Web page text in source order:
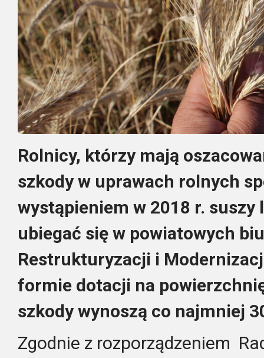
Rolnicy, którzy mają
szkody w uprawach rolnych
wystąpieniem w 2018 r. suszy
ubiegać się w powiatowych
Restrukturyzacji i
formie dotacji na
szkody wynoszą co najmniej
Zgodnie z rozporządzeniem